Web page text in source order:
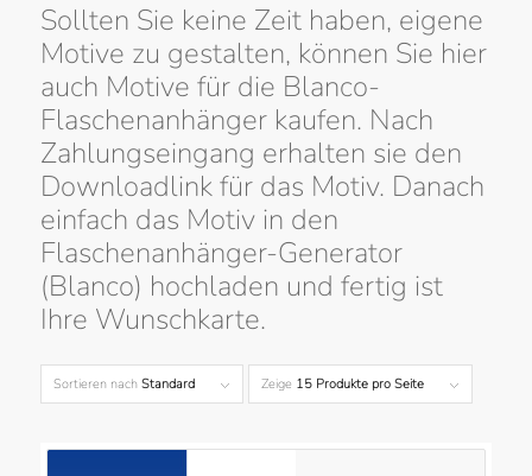
Sollten Sie keine Zeit haben, eigene
Motive zu gestalten, können Sie hier
auch Motive für die Blanco-
Flaschenanhänger kaufen. Nach
Zahlungseingang erhalten sie den
Downloadlink für das Motiv. Danach
einfach das Motiv in den
Flaschenanhänger-Generator
(Blanco) hochladen und fertig ist
Ihre Wunschkarte.
Sortieren nach Standard Zeige 15 Produkte pro Seite